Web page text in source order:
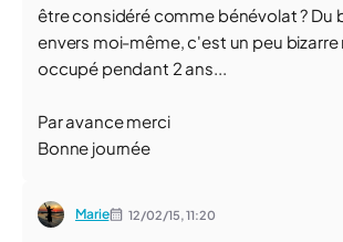
être considéré comme bénévolat ? Du
envers moi-même, c'est un peu bizarre
occupé pendant 2 ans...
Par avance merci
Bonne journée
Marie 12/02/15,11:20